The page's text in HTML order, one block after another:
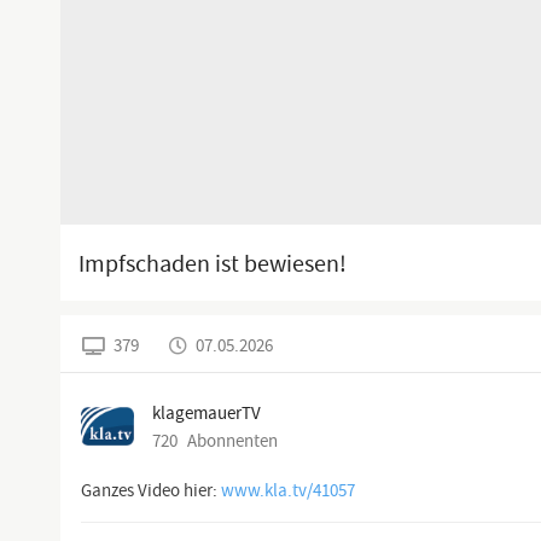
Impfschaden ist bewiesen!
379 07.05.2026
klagemauerTV
720 Abonnenten
Ganzes Video hier: www.kla.tv/41057